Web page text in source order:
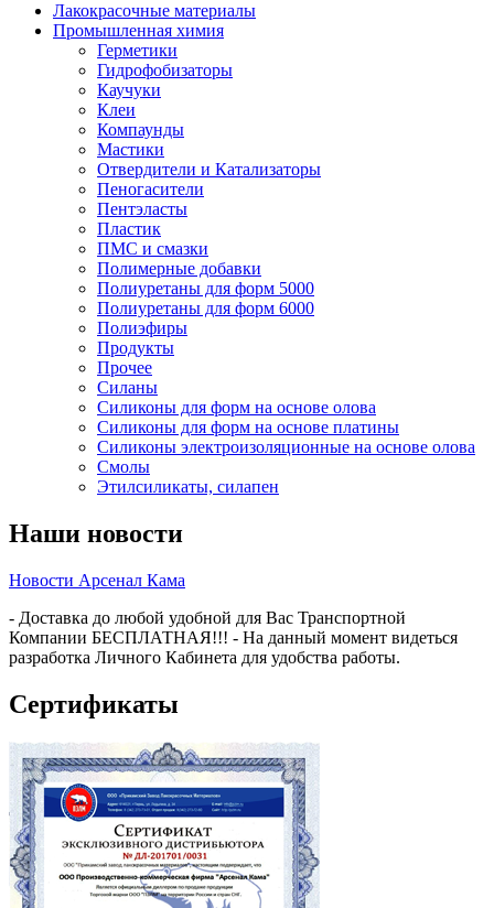
Лакокрасочные материалы
Промышленная химия
Герметики
Гидрофобизаторы
Каучуки
Клеи
Компаунды
Мастики
Отвердители и Катализаторы
Пеногасители
Пентэласты
Пластик
ПМС и смазки
Полимерные добавки
Полиуретаны для форм 5000
Полиуретаны для форм 6000
Полиэфиры
Продукты
Прочее
Силаны
Силиконы для форм на основе олова
Силиконы для форм на основе платины
Силиконы электроизоляционные на основе олова
Смолы
Этилсиликаты, силапен
Наши новости
Новости Арсенал Кама
- Доставка до любой удобной для Вас Транспортной
Компании БЕСПЛАТНАЯ!!! - На данный момент видеться
разработка Личного Кабинета для удобства работы.
Сертификаты